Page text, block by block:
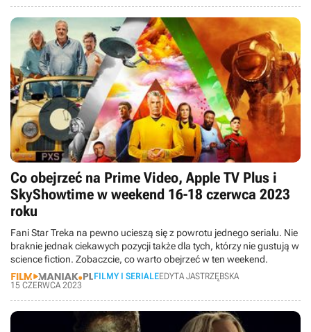
Co obejrzeć na Prime Video, Apple TV Plus i
SkyShowtime w weekend 16-18 czerwca 2023
roku
Fani Star Treka na pewno ucieszą się z powrotu jednego serialu. Nie
braknie jednak ciekawych pozycji także dla tych, którzy nie gustują w
science fiction. Zobaczcie, co warto obejrzeć w ten weekend.
FILMY I SERIALEEDYTA JASTRZĘBSKA
15 CZERWCA 2023